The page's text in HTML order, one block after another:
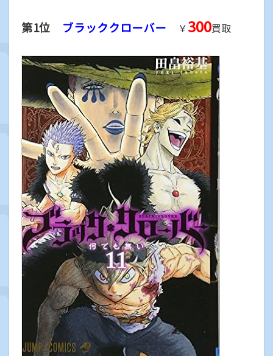
第1位 ブラッククローバー ￥300買取